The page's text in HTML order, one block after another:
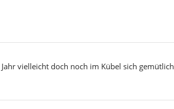
vielleicht doch noch im Kübel sich gemütlich